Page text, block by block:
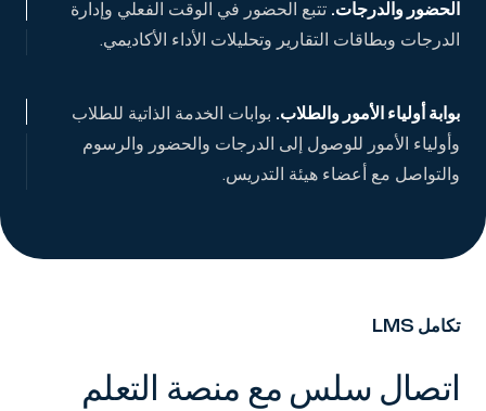
الحضور والدرجات. تتبع الحضور في الوقت الفعلي وإدارة
الدرجات وبطاقات التقارير وتحليلات الأداء الأكاديمي.
بوابة أولياء الأمور والطلاب. بوابات الخدمة الذاتية للطلاب
وأولياء الأمور للوصول إلى الدرجات والحضور والرسوم
والتواصل مع أعضاء هيئة التدريس.
تكامل LMS
اتصال سلس مع منصة التعلم